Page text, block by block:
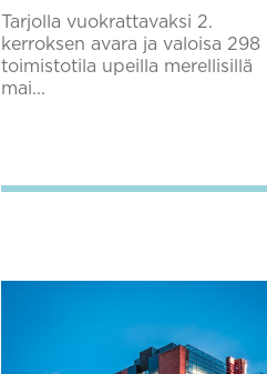
Tarjolla vuokrattavaksi 2.
kerroksen avara ja valoisa 298
toimistotila upeilla merellisillä
mai...